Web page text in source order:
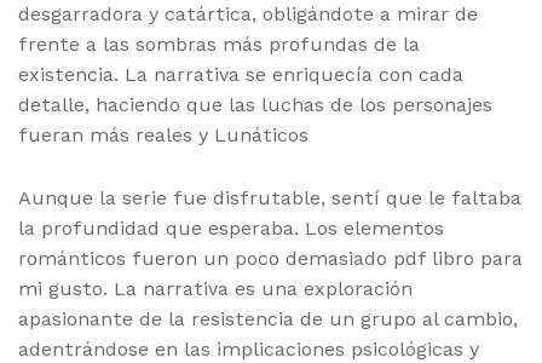
desgarradora y catártica, obligándote a mirar de
frente a las sombras más profundas de la
existencia. La narrativa se enriquecía con cada
detalle, haciendo que las luchas de los personajes
fueran más reales y Lunáticos
Aunque la serie fue disfrutable, sentí que le faltaba
la profundidad que esperaba. Los elementos
románticos fueron un poco demasiado pdf libro para
mi gusto. La narrativa es una exploración
apasionante de la resistencia de un grupo al cambio,
adentrándose en las implicaciones psicológicas y